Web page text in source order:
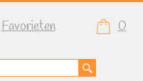
Favorieten 0